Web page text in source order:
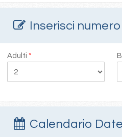
Inserisci
Adulti*
Calendario